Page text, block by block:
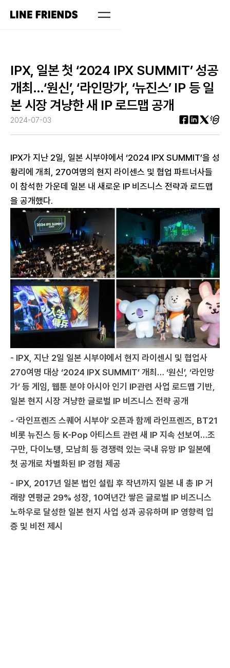
IPX, 일본 첫 ‘2024 IPX SUMMIT’ 성공
개최…‘원신’, ‘라인망가’, ‘뉴진스’ IP 등 일
본 시장 겨냥한 새 IP 로드맵 공개
2024-07-03
IPX가 지난 2일, 일본 시부야에서 ‘2024 IPX SUMMIT’을 성
황리에 개최, 270여명의 현지 라이센스 및 협업 파트너사들
이 참석한 가운데 일본 내 새로운 IP 비즈니스 전략과 로드맵
을 공개했다.
- IPX, 지난 2일 일본 시부야에서 현지 라이센시 및 협업사
270여명 대상 ‘2024 IPX SUMMIT’ 개최… ‘원신’, ‘라인망
가’ 등 게임, 웹툰 분야 아시아 인기 IP관련 사업 로드맵 기반,
일본 현지 시장 겨냥한 글로벌 IP 비즈니스 전략 공개
- ‘라인프렌즈 스퀘어 시부야’ 오픈과 함께 라인프렌즈, BT21
비롯 뉴진스 등 K-Pop 아티스트 관련 새 IP 지속 선보여…조
구만, 다이노탱, 모남희 등 경쟁력 있는 국내 유망 IP 일본에
첫 공개로 차별화된 IP 경험 제공
- IPX, 2017년 일본 법인 설립 후 작년까지 일본 내 총 IP 거
래량 연평균 29% 성장, 10여년간 쌓은 글로벌 IP 비즈니스
노하우로 달성한 일본 현지 사업 성과 공유하며 IP 영향력 입
증 및 비전 제시